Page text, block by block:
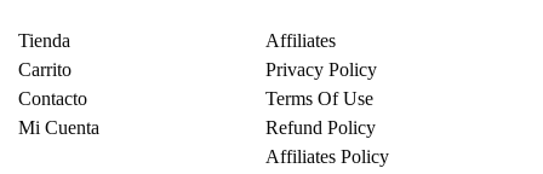
Tienda
Carrito
Contacto
Mi Cuenta
Affiliates
Privacy Policy
Terms Of Use
Refund Policy
Affiliates Policy